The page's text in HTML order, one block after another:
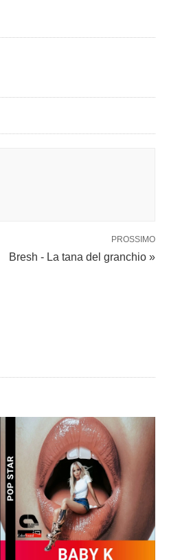
PROSSIMO
Bresh - La tana del granchio »